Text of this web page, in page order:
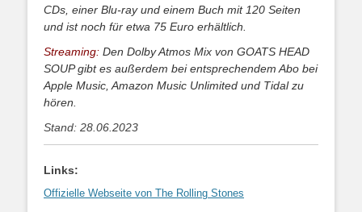
CDs, einer Blu-ray und einem Buch mit 120 Seiten
und ist noch für etwa 75 Euro erhältlich.
Streaming: Den Dolby Atmos Mix von GOATS HEAD
SOUP gibt es außerdem bei entsprechendem Abo bei
Apple Music, Amazon Music Unlimited und Tidal zu
hören.
Stand: 28.06.2023
Links:
Offizielle Webseite von The Rolling Stones